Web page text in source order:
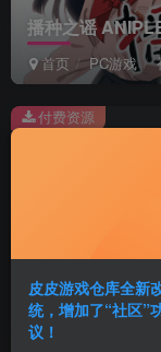
播种之谣
首页 PC游戏
此内容为付费资源，
黄金会员
付费资源
皮皮游戏仓库全新
统，增加了“社区”
议！